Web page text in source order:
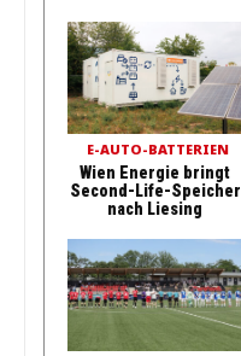
E-AUTO-BATTERIEN
Wien Energie bringt
Second-Life-Speicher
nach Liesing